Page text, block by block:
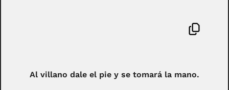
Al villano dale el pie y se tomará la mano.